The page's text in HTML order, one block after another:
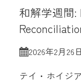
和解学週間:
2026年2月26日
テイ・ホイジア